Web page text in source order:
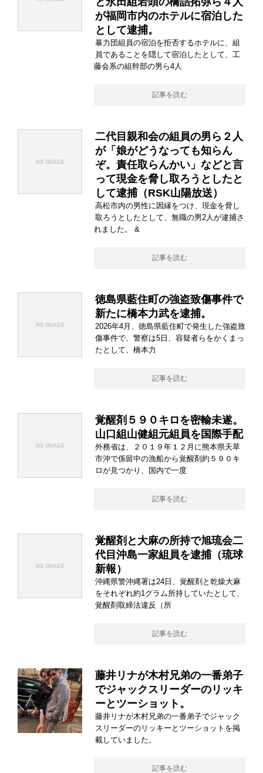
が福岡市内のホテルに宿泊した
として逮捕。
暴力団組員の宿泊を拒否するホテルに、組
員であることを隠して宿泊したとして、工
藤会系の組幹部の男ら4人
記事を読む
二代目親和会の組員の男ら２人
が「娘がどうなっても知らん
ぞ。責任取らんかい」などと言
って現金を脅し取ろうとしたと
して逮捕（RSK山陽放送）
高松市内の男性に因縁をつけ、現金を脅し
取ろうとしたとして、無職の男2人が逮捕さ
れました。 &
記事を読む
徳島県藍住町の強盗致傷事件で
新たに橋本力武を逮捕。
2026年4月、徳島県藍住町で発生した強盗致
傷事件で、警察は5日、容疑者らをかくまっ
たとして、橋本力
記事を読む
覚醒剤５９０キロを密輸未遂。
山口組山健組元組員を国際手配
外務省は、２０１９年１２月に熊本県天草
市沖で係留中の漁船から覚醒剤約５９０キ
ロが見つかり、国内で一度
記事を読む
覚醒剤と大麻の所持で旭琉会二
代目沖島一家組員を逮捕（琉球
新報）
沖縄県警沖縄署は24日、覚醒剤と乾燥大麻
をそれぞれ約1グラム所持していたとして、
覚醒剤取締法違反（所
記事を読む
藤井リナが木村兄弟の一番弟子
でジャックスリーダーのリッキ
ーとツーショット。
藤井リナが木村兄弟の一番弟子でジャック
スリーダーのリッキーとツーショットを掲
載していました。
記事を読む